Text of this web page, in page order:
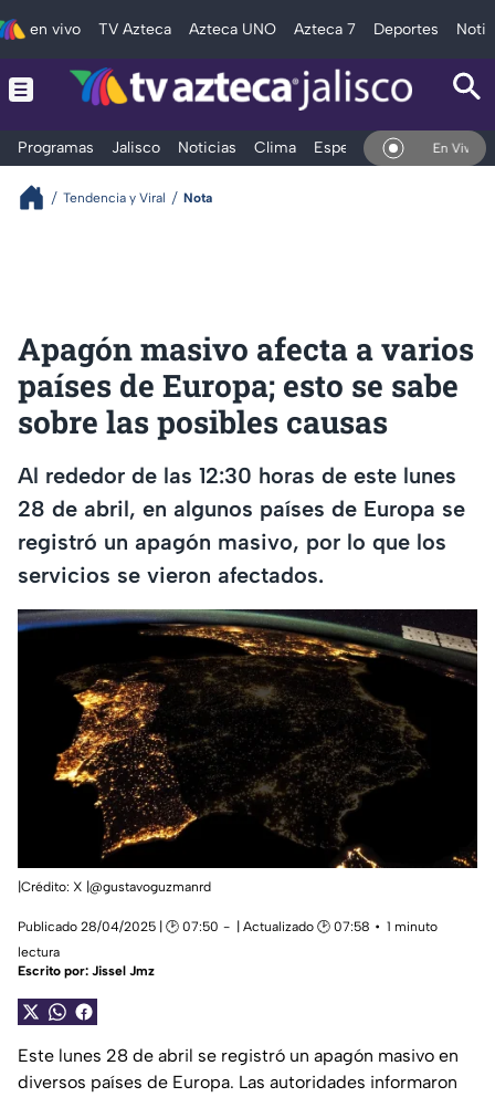
en vivo TV Azteca Azteca UNO Azteca 7 Deportes
Programas Jalisco Noticias Clima Espectáculos Deportes
En Vivo
Tendencia y Viral Nota
Apagón masivo afecta a varios
países de Europa; esto se sabe
sobre las posibles causas
Al rededor de las 12:30 horas de este lunes
28 de abril, en algunos países de Europa se
registró un apagón masivo, por lo que los
servicios se vieron afectados.
|Crédito: X |@gustavoguzmanrd
Publicado 28/04/2025 | 🕑 07:50 | Actualizado 🕑 07:58
1 minuto
lectura
Escrito por: Jissel Jmz
Este lunes 28 de abril se registró un apagón masivo en
diversos países de Europa. Las autoridades informaron